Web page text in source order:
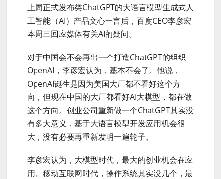
上周正式发布类ChatGPT的大语言模型生成式人
工智能（AI）产品文心一言后，百度CEO李彦宏
本周三回应媒体有关AI的疑问。
对于中国会不会再出一个打造ChatGPT的组织
OpenAI，李彦宏认为，基本不会了。他说，
OpenAI诞生是因为美国大厂都不看好这个方
向，但现在中国的大厂都看好AI大模型，都在做
这个方向。创业公司重新做一个ChatGPT其实没
有多大意义，基于大语言模型开发应用机会很
大，没有必要再重新发明一遍轮子。
李彦宏认为，大模型时代，最大的创业机会在应
用。移动互联网时代，操作系统其实没几个，最